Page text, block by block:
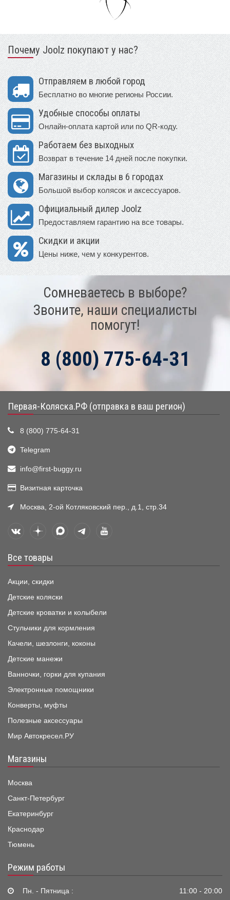
Почему Joolz покупают у нас?
Отправляем в любой город
Бесплатно во многие регионы России.
Удобные способы оплаты
Онлайн-оплата картой или по QR-коду.
Работаем без выходных
Возврат в течение 14 дней после покупки.
Магазины и склады в 6 городах
Большой выбор колясок и аксессуаров.
Официальный дилер Joolz
Предоставляем гарантию на все товары.
Скидки и акции
Цены ниже, чем у конкурентов.
Сомневаетесь в выборе?
Звоните, наши специалисты
помогут!
8 (800) 775-64-31
Первая-Коляска.РФ (отправка в ваш регион)
8 (800) 775-64-31
Telegram
info@first-buggy.ru
Визитная карточка
Москва, 2-ой Котляковский пер., д.1, стр.34
Все товары
Акции, скидки
Детские коляски
Детские кроватки и колыбели
Стульчики для кормления
Качели, шезлонги, коконы
Детские манежи
Ванночки, горки для купания
Электронные помощники
Конверты, муфты
Полезные аксессуары
Мир Автокресел.РУ
Магазины
Москва
Санкт-Петербург
Екатеринбург
Краснодар
Тюмень
Режим работы
Пн. - Пятница : 11:00 - 20:00